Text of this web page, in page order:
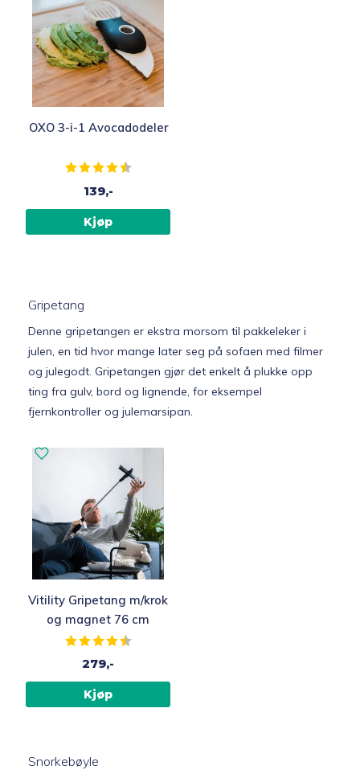
OXO 3-i-1 Avocadodeler
Karakter:
139,-
Kjøp
Gripetang
Denne gripetangen er ekstra morsom til pakkeleker i
julen, en tid hvor mange later seg på sofaen med filmer
og julegodt. Gripetangen gjør det enkelt å plukke opp
ting fra gulv, bord og lignende, for eksempel
fjernkontroller og julemarsipan.
Vitility Gripetang m/krok
og magnet 76 cm
Karakter:
279,-
Kjøp
Snorkebøyle